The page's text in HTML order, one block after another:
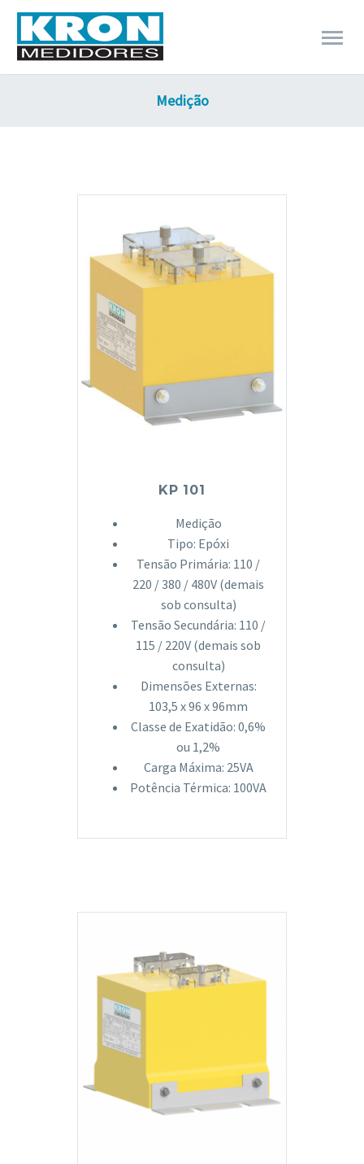
Medição
KP 101
Medição
Tipo: Epóxi
Tensão Primária: 110 /
220 / 380 / 480V (demais
sob consulta)
Tensão Secundária: 110 /
115 / 220V (demais sob
consulta)
Dimensões Externas:
103,5 x 96 x 96mm
Classe de Exatidão: 0,6%
ou 1,2%
Carga Máxima: 25VA
Potência Térmica: 100VA